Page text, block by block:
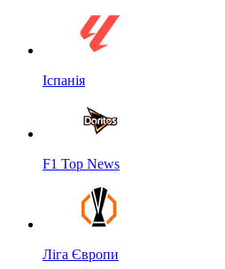
Іспанія
F1 Top News
Ліга Європи